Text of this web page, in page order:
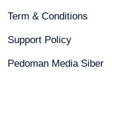
Term & Conditions
Support Policy
Pedoman Media Siber